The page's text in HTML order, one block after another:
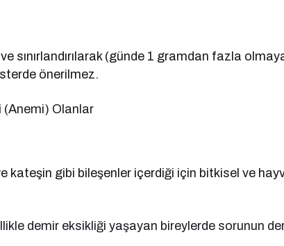
sınırlandırılarak (günde 1 gramdan fazla
önerilmez.
(Anemi) Olanlar
kateşin gibi bileşenler içerdiği için bitkisel ve
demir eksikliği yaşayan bireylerde sorunun